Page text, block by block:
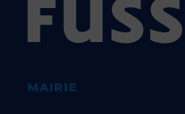
MAIRIE